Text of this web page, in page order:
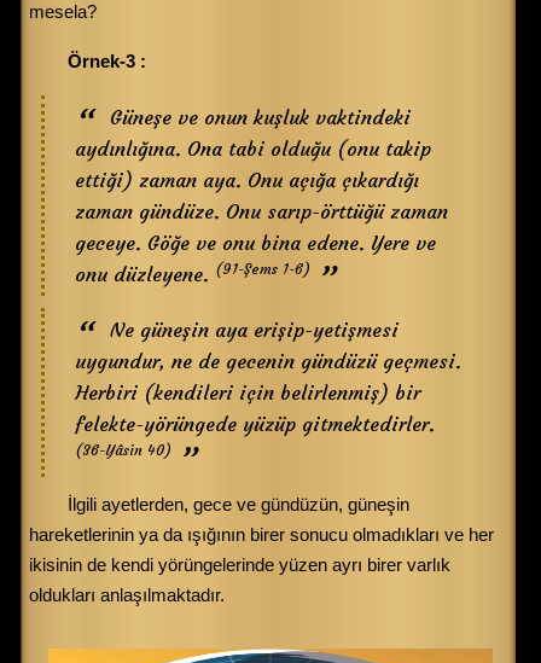
mesela?
Örnek-3 :
Güneşe ve onun kuşluk vaktindeki
aydınlığına. Ona tabi olduğu (onu takip
ettiği) zaman aya. Onu açığa çıkardığı
zaman gündüze. Onu sarıp-örttüğü zaman
geceye. Göğe ve onu bina edene. Yere ve
onu düzleyene. (91-Şems 1-6)
Ne güneşin aya erişip-yetişmesi
uygundur, ne de gecenin gündüzü geçmesi.
Herbiri (kendileri için belirlenmiş) bir
felekte-yörüngede yüzüp gitmektedirler.
(36-Yâsin 40)
İlgili ayetlerden, gece ve gündüzün, güneşin
hareketlerinin ya da ışığının birer sonucu olmadıkları ve her
ikisinin de kendi yörüngelerinde yüzen ayrı birer varlık
oldukları anlaşılmaktadır.